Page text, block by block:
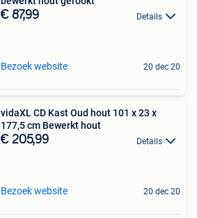
€ 87,99 Details
Bezoek website 20 dec 20
vidaXL CD Kast Oud hout 101 x 23 x
177,5 cm Bewerkt hout
€ 205,99 Details
Bezoek website 20 dec 20